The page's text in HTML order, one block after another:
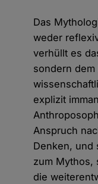
Das
weder
verhüllt es
sondern
explizit
Anspruch
Denken, und
zum Mythos,
die